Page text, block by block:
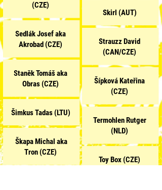
(CZE)
Sedlák Josef aka
Akrobad (CZE)
Staněk Tomáš aka
Obras (CZE)
Šimkus Tadas (LTU)
Škapa Michal aka
Tron (CZE)
Skirl (AUT)
Strauzz David
(CAN/CZE)
Šípková Kateřina
(CZE)
Termohlen Rutger
(NLD)
Toy Box (CZE)